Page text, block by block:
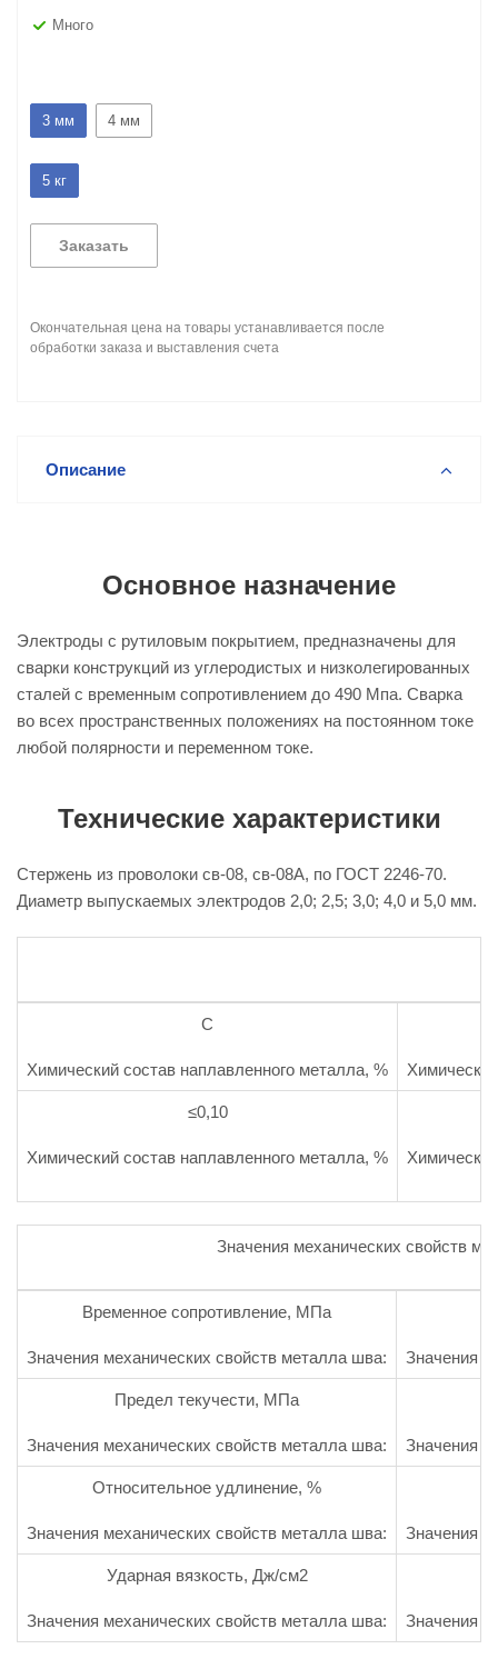
Много
3 мм 4 мм
5 кг
Заказать
Окончательная цена на товары устанавливается после
обработки заказа и выставления счета
Описание
Основное назначение
Электроды с рутиловым покрытием, предназначены для
сварки конструкций из углеродистых и низколегированных
сталей с временным сопротивлением до 490 Мпа. Сварка
во всех пространственных положениях на постоянном токе
любой полярности и переменном токе.
Технические характеристики
Стержень из проволоки св-08, св-08А, по ГОСТ 2246-70.
Диаметр выпускаемых электродов 2,0; 2,5; 3,0; 4,0 и 5,0 мм.
C
Химический состав наплавленного металла, %
≤0,10
Химический состав наплавленного металла, %
Значения механических свойств
Временное сопротивление, МПа
Значения механических свойств металла шва: Значения
Предел текучести, МПа
Значения механических свойств металла шва: Значения
Относительное удлинение, %
Значения механических свойств металла шва: Значения
Ударная вязкость, Дж/см2
Значения механических свойств металла шва: Значения